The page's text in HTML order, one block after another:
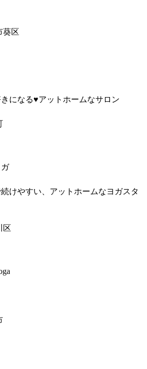
区
になる♥アットホームなサロン
けやすい、アットホームなヨガスタ
区